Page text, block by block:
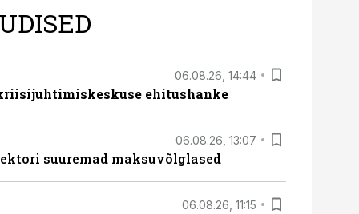
06.08.26, 14:44
ehitushanke
06.08.26, 13:07
suuremad maksuvõlglased
06.08.26, 11:15